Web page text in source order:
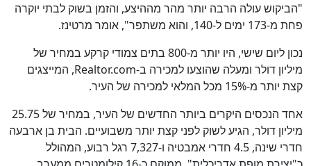
"הביקוש עולה הרבה יותר מהר מההיצע, והזמן בשוק לבתי יוקרה
פחת מ-173 ימים ל-140, והוא משתפר", אומר מרטינז.
נכון ליום שישי, היו יותר מ-800 בתים צמודי קרקע במחיר של
מיליון דולר ומעלה שהוצעו למכירה ב-Realtor.com, המייצגים
קצת יותר מ-15% מכל המלאי למכירה של העיר.
אחד הנכסים היקרים ביותר החדשים של העיר, במחיר של 25.75
מיליון דולר, הגיע לשוק לפני קצת יותר משבועיים. הבית בן ארבעה
חדרי שינה, 4.5 חדרי אמבטיה ו-7,327 רגל רבוע, המהולל